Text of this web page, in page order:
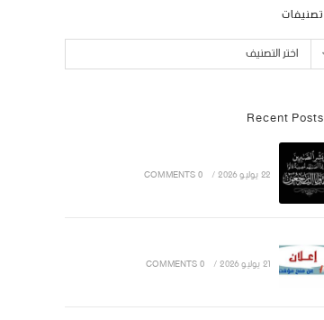
تصنيفات
اختر التصنيف
Recent Posts
22 يوليو 2026 /
0 COMMENTS
21 يوليو 2026 /
0 COMMENTS